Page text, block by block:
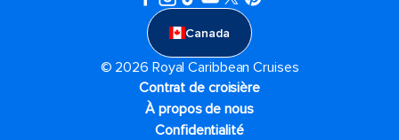
Canada
© 2026 Royal Caribbean Cruises
Contrat de croisière
À propos de nous
Confidentialité